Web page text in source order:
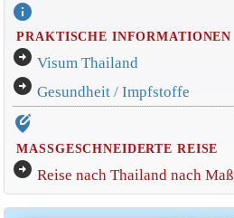
info
PRAKTISCHE INFORMATIONEN
arrow_circle_right Visum Thailand
arrow_circle_right Gesundheit / Impfstoffe
edit_location_alt
MASSGESCHNEIDERTE REISE
arrow_circle_right Reise nach Thailand nach Maß